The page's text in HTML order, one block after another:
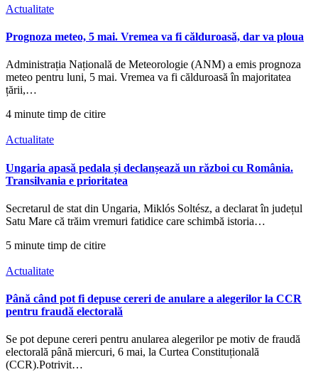
Actualitate
Prognoza meteo, 5 mai. Vremea va fi călduroasă, dar va ploua
Administrația Națională de Meteorologie (ANM) a emis prognoza
meteo pentru luni, 5 mai. Vremea va fi călduroasă în majoritatea
țării,…
4 minute timp de citire
Actualitate
Ungaria apasă pedala și declanșează un război cu România.
Transilvania e prioritatea
Secretarul de stat din Ungaria, Miklós Soltész, a declarat în județul
Satu Mare că trăim vremuri fatidice care schimbă istoria…
5 minute timp de citire
Actualitate
Până când pot fi depuse cereri de anulare a alegerilor la CCR
pentru fraudă electorală
Se pot depune cereri pentru anularea alegerilor pe motiv de fraudă
electorală până miercuri, 6 mai, la Curtea Constituțională
(CCR).Potrivit…